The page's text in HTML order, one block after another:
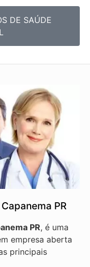
DE SAÚDE
PR
PR, é uma
empresa aberta
principais